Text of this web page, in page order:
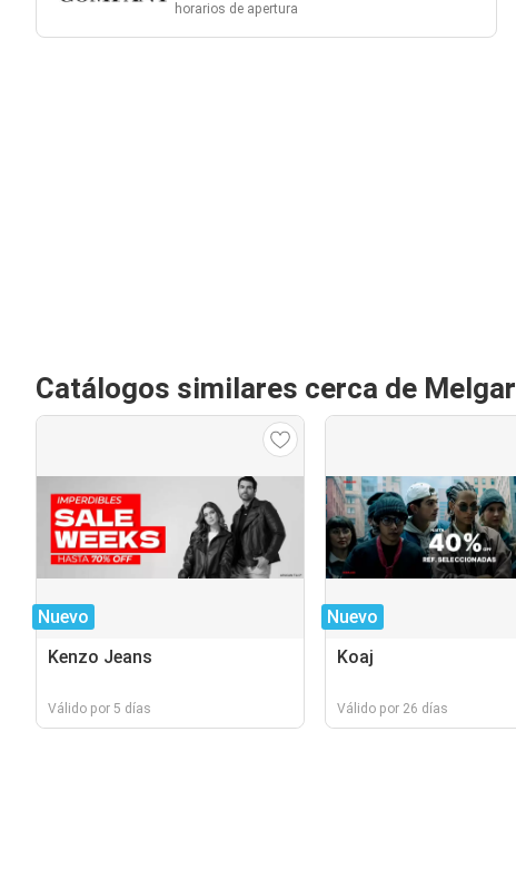
horarios de apertura
Catálogos similares cerca de Melgar
Nuevo
Kenzo Jeans
Válido por 5 días
Nuevo
Koaj
Válido por 26 días